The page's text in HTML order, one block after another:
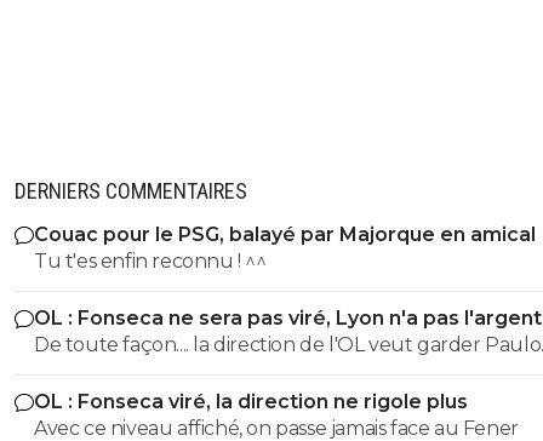
DERNIERS COMMENTAIRES
Couac pour le PSG, balayé par Majorque en amical
Tu t'es enfin reconnu ! ^^
OL : Fonseca ne sera pas viré, Lyon n'a pas
le faire
De toute façon.... la direction de l'OL veut garder Paulo
Fonseca... et elle a bien raison.
OL : Fonseca viré, la direction ne rigole plus
Avec ce niveau affiché, on passe jamais face au Fener